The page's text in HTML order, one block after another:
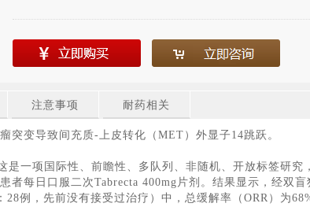
注意事项 耐药相关
突变导致间充质-上皮转化（MET）外显子14跳跃。
一项国际性、前瞻性、多队列、非随机、开放标签研究
者每日口服二次Tabrecta 400mg片剂。结果显示，经双
例，先前没有接受过治疗）中，总缓解率（ORR）为